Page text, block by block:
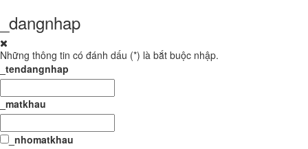
_dangnhap
Những thông tin có đánh dấu (*) là bắt buộc nhập.
_tendangnhap
_matkhau
_nhomatkhau